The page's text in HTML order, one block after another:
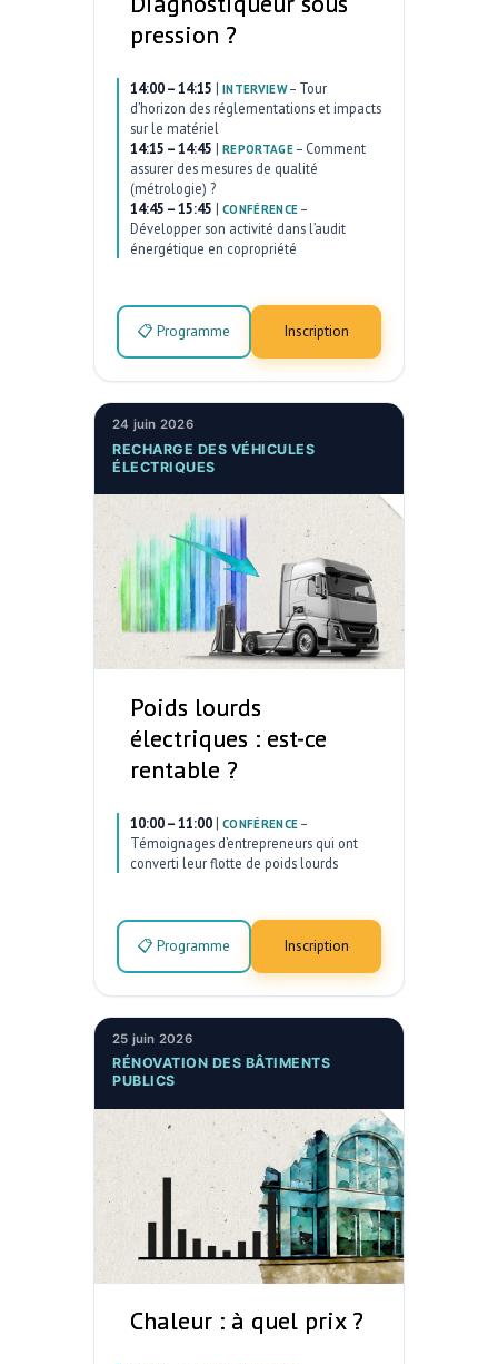
pression ?
14:00 – 14:15 | INTERVIEW– Tour
d’horizon des réglementations et impacts
sur le matériel
14:15 – 14:45 | REPORTAGE– Comment
assurer des mesures de qualité
(métrologie) ?
14:45 – 15:45 | CONFÉRENCE –
Développer son activité dans l’audit
énergétique en copropriété
📋 Programme Inscription
24 juin 2026
RECHARGE DES VÉHICULES
ÉLECTRIQUES
Poids lourds
électriques : est-ce
rentable ?
10:00 – 11:00 | CONFÉRENCE –
Témoignages d’entrepreneurs qui ont
converti leur flotte de poids lourds
📋 Programme Inscription
25 juin 2026
RÉNOVATION DES BÂTIMENTS
PUBLICS
Chaleur : à quel prix ?